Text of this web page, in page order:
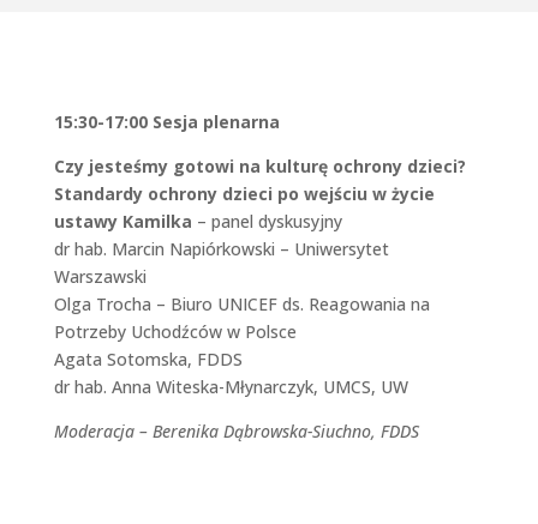
15:30-17:00 Sesja plenarna
Czy jesteśmy gotowi na kulturę ochrony dzieci?
Standardy ochrony dzieci po wejściu w życie
ustawy Kamilka – panel dyskusyjny
dr hab. Marcin Napiórkowski – Uniwersytet
Warszawski
Olga Trocha – Biuro UNICEF ds. Reagowania na
Potrzeby Uchodźców w Polsce
Agata Sotomska, FDDS
dr hab. Anna Witeska-Młynarczyk, UMCS, UW
Moderacja – Berenika Dąbrowska-Siuchno, FDDS